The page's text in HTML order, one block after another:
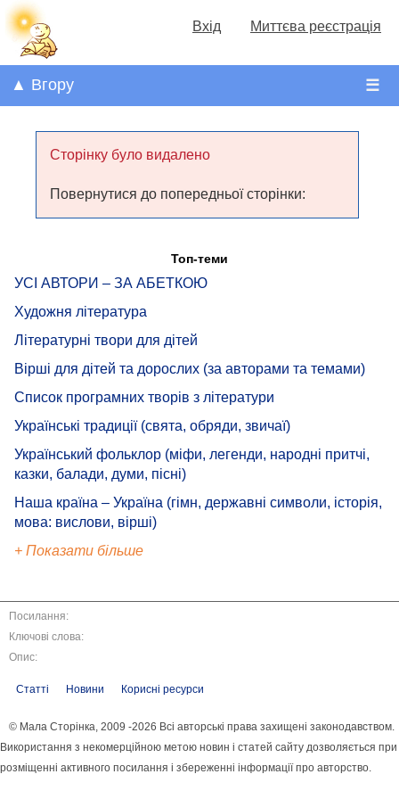
Вхід Миттєва реєстрація
☰
▲ Вгору
Сторінку було видалено
Повернутися до попередньої сторінки:
Топ-теми
УСІ АВТОРИ – ЗА АБЕТКОЮ
Художня література
Літературні твори для дітей
Вірші для дітей та дорослих (за авторами та темами)
Список програмних творів з літератури
Українські традиції (свята, обряди, звичаї)
Український фольклор (міфи, легенди, народні притчі,
казки, балади, думи, пісні)
Наша країна – Україна (гімн, державні символи, історія,
мова: вислови, вірші)
+ Показати більше
Посилання:
Ключові слова:
Опис:
Статті Новини Корисні ресурси
© Мала Сторінка, 2009 -2026 Всі авторські права захищені законодавством.
Використання з некомерційною метою новин і статей сайту дозволяється при
розміщенні активного посилання і збереженні інформації про авторство.